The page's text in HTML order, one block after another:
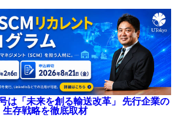
は「未来を創る輸送改革」 先行企業の
生存戦略を徹底取材